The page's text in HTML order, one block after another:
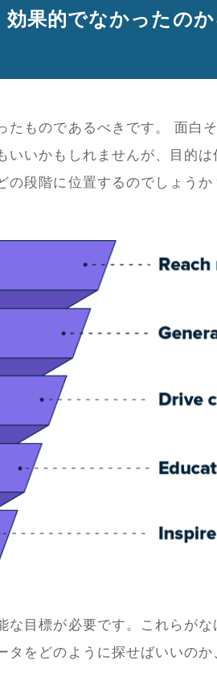
果的でなかったの
たものであるべきです。 面白
いいかもしれませんが、目的
の段階に位置するのでしょうか
な目標が必要です。これらが
タをどのように探せばいいのか